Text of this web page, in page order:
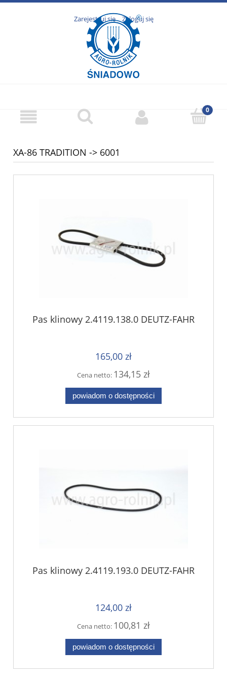
Zarejestruj się Zaloguj się
XA-86 TRADITION -> 6001
Pas klinowy 2.4119.138.0 DEUTZ-FAHR
165,00 zł
Cena netto: 134,15 zł
powiadom o dostępności
Pas klinowy 2.4119.193.0 DEUTZ-FAHR
124,00 zł
Cena netto: 100,81 zł
powiadom o dostępności